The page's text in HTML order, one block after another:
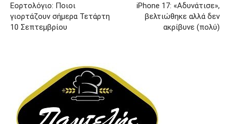
Εορτολόγιο: Ποιοι
γιορτάζουν σήμερα Τετάρτη
10 Σεπτεμβρίου
iPhone 17: «Αδυνάτισε»,
βελτιώθηκε αλλά δεν
ακρίβυνε (πολύ)